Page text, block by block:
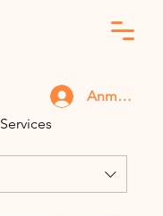
Services
Anmelden